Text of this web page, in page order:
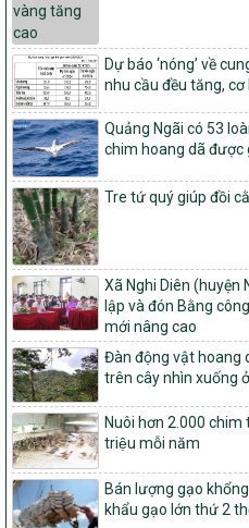
Quyết định số 16/2026/QĐ-
Quy định nguyên tắc, tiêu chí,
ương và tỉ lệ vốn đối ứng ngân
Chương trình mục tiêu quốc gia
nghèo bền vững và phát triển
tộc thiểu số và miền núi giai
1451/QĐ-UBND
Phê duyệt danh sách các xã
trong xây dựng nông thôn mới
tỉnh Nghệ An
103/PTNT-NTM
Về việc đăng ký thực hiện Dự
Dự án 2 – Chương trình Mục tiêu
giai đoạn 2021-2025 được kéo
827/QĐ-BNNMT
Quyết định Ban hành Kế hoạch
mục tiêu quốc gia xây dựng
vững và phát triển kinh tế – xã
số và miền núi giai đoạn 2026-
đến năm 2030
14/2026/TT-BNNMT
Hướng dẫn thực hiện một số nội
Dự báo ‘nóng’ về
nhu cầu đều tăng,
Quảng Ngãi có 53
chim hoang dã được
Tre tứ quý giúp đồi
Xã Nghi Diên (huyện
lập và đón Bằng
mới nâng cao
Đàn động vật hoang
trên cây nhìn xuống
Nuôi hơn 2.000
triệu mỗi năm
Bán lượng gạo
khẩu gạo lớn thứ 2